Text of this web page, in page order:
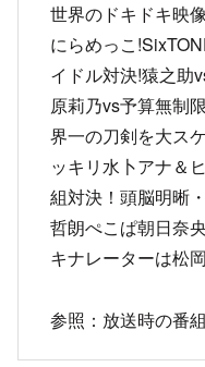
世界のドキドキ映
にらめっこ
イドル対決!猿之助
原莉乃vs予算無制
界一の刀剣を大ス
ッキリ水卜アナ＆
組対決！頭脳明晰
哲朗ぺこぱ朝日奈
キナレーターは松
参照：放送時の番